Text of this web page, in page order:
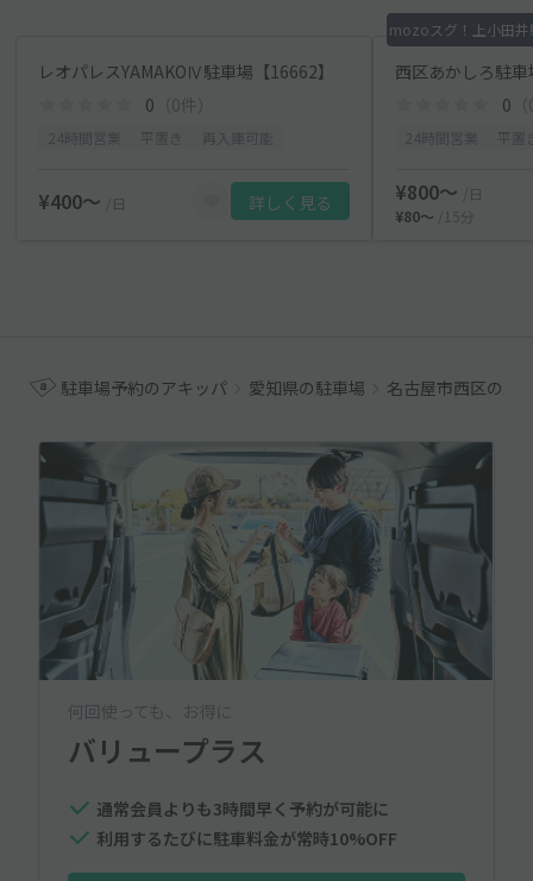
レオパレスYAMAKOⅣ駐車場【16662】
0 （0件）
¥400〜 /日 詳しく見る
mozoスグ！上小田
西区あかしろ駐
0
¥800〜
/日
¥80〜
/15分
駐車場予約のアキッパ 愛知県の駐車場 名古屋市西区の駐
何回使っても、お得に
バリュープラス
通常会員よりも3時間早く予約が可能に
利用するたびに駐車料金が常時10%OFF